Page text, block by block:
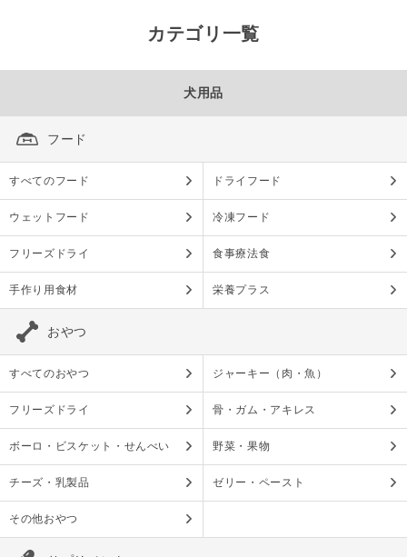
カテゴリ一覧
犬用品
フード
すべてのフード ドライフード
ウェットフード 冷凍フード
フリーズドライ 食事療法食
手作り用食材 栄養プラス
おやつ
すべてのおやつ ジャーキー（肉・魚）
フリーズドライ 骨・ガム・アキレス
ボーロ・ビスケット・せんべい 野菜・果物
チーズ・乳製品 ゼリー・ペースト
その他おやつ